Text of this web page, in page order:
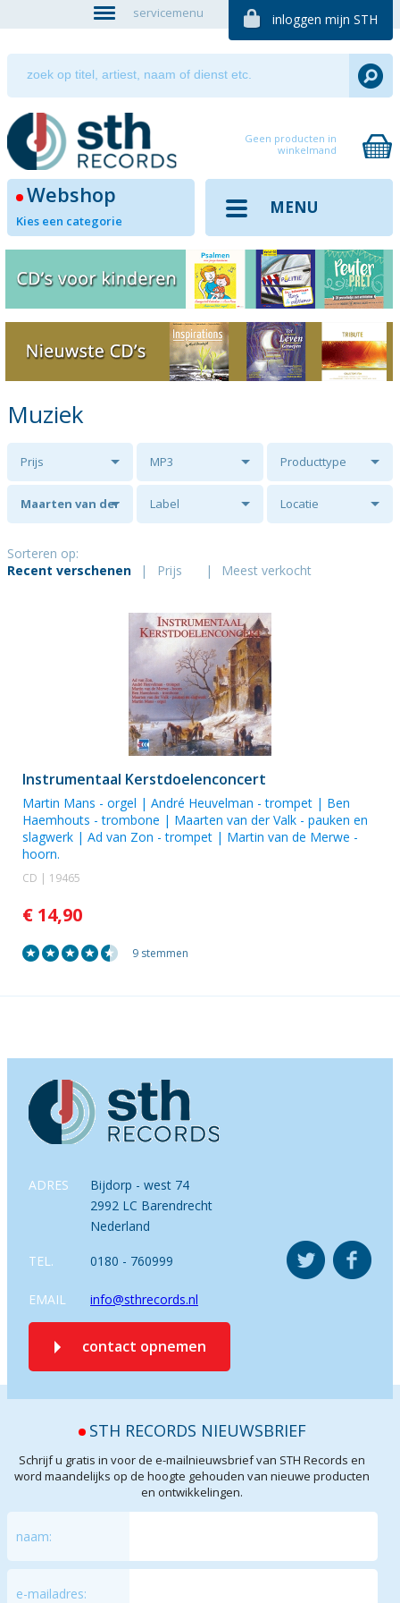
servicemenu inloggen mijn STH
Geen producten in
winkelmand
Webshop
Kies een categorie
MENU
Muziek
Prijs MP3 Producttype
Maarten van der Label Locatie
Sorteren op:
Recent verschenen
| Prijs | Meest verkocht
Instrumentaal Kerstdoelenconcert
Martin Mans - orgel | André Heuvelman - trompet | Ben
Haemhouts - trombone | Maarten van der Valk - pauken en
slagwerk | Ad van Zon - trompet | Martin van de Merwe -
hoorn.
CD | 19465
€ 14,90
9 stemmen
ADRES
Bijdorp - west 74
2992 LC Barendrecht
Nederland
TEL. 0180 - 760999
EMAIL info@sthrecords.nl
contact opnemen
STH RECORDS NIEUWSBRIEF
Schrijf u gratis in voor de e-mailnieuwsbrief van STH Records en
word maandelijks op de hoogte gehouden van nieuwe producten
en ontwikkelingen.
naam:
e-mailadres: